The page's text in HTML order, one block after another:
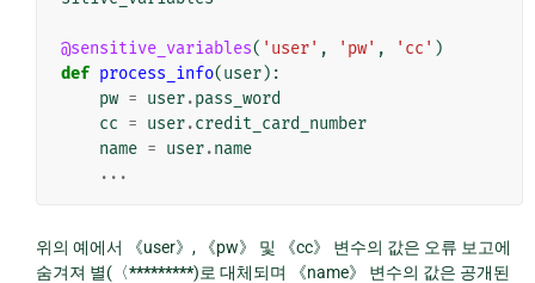
@sensitive_variables( 'user' , 'pw' , 'cc' )
def process_info(user):
pw = user.pass_word
cc = user.credit_card_number
name = user.name
...
위의 예에서 《user》, 《pw》 및 《cc》 변수의 값은 오류 보고에
숨겨져 별(〈*********)로 대체되며 《name》 변수의 값은 공개된